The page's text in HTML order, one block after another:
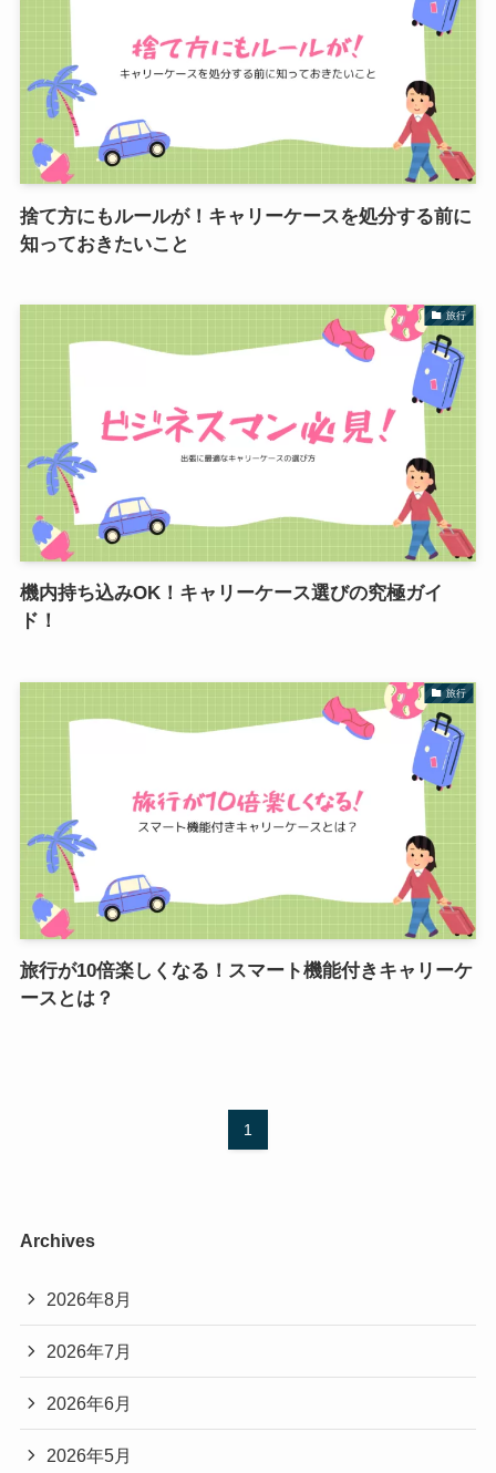
捨て方にもルールが！キャリーケースを処分する前に
知っておきたいこと
旅行
機内持ち込みOK！キャリーケース選びの究極ガイ
ド！
旅行
旅行が10倍楽しくなる！スマート機能付きキャリーケ
ースとは？
1
Archives
2026年8月
2026年7月
2026年6月
2026年5月